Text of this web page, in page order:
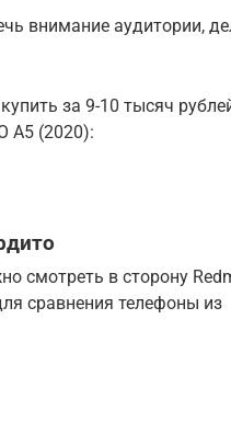
внимание аудитории,
за 9-10 тысяч
A5 (2020):
смотреть в сторону
сравнения телефоны из